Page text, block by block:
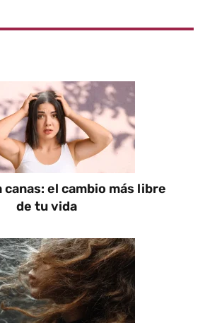
canas: el cambio más libre
de tu vida